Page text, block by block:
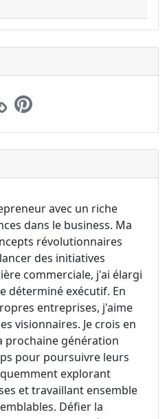
avec un riche
dans le business. Ma
révolutionnaires
des initiatives
commerciale, j'ai élargi
déterminé exécutif. En
entreprises, j'aime
visionnaires. Je crois en
prochaine génération
pour poursuivre leurs
explorant
et travaillant ensemble
Défier la